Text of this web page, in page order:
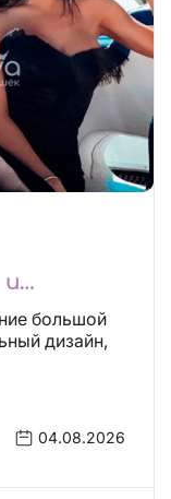
большой
дизайн,
04.08.2026